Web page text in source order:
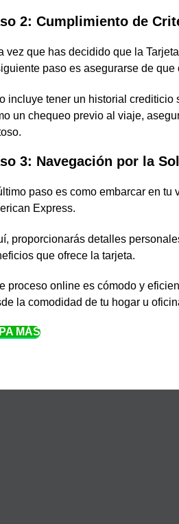
2: Cumplimiento de
vez que has decidido que la
paso es asegurarse de
incluye tener un historial
un chequeo previo al viaje,
3: Navegación por la
paso es como embarcar en
Express.
proporcionarás detalles
que ofrece la tarjeta.
proceso online es cómodo y
la comodidad de tu hogar u
MÁS